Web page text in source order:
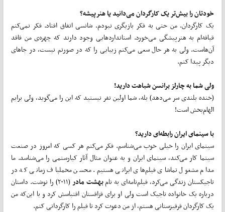
خودتان را بیش‌تر یک کارگردان می‌دانید یا هنرپیشه؟
یک کارگردان. من حتی به فکر بازیگری نبودم. شانسی اتفاق افتاد. فکر نمی‌کنم
قیافه‌ام به هنرپیشگی می‌خورد. استانداردهایی وجود دارند که چهره‌ی من فاقد
آن‌هاست. ولی به هر حال سعی می‌کنم زیبایی را که در صورتم نیست، در جاهای
دیگر پیدا کنم.
ولی شما به چارلز برانسن شباهت دارید!
(خنده بلندی سر می‌دهد) بله، شما اولین نفر نیستید که این را می‌گوید، ولی برایم
الهام‌بخش است!
با سینمای ایران رابطه‌ای دارید؟
سینمای ایران را خیلی خوب می‌شناسم. فکر می‌کنم هر کسی که امروز در صنعت
سینما کار می‌کند، سینمای ایران و به عنوان مثال آثار کیارستمی را می‌شناسد. ما
مدام مشغول تماشای فیلم‌های ایرانی هستیم. محسن مخملباف زمانی که در
تاجیکستان زندگی می‌کرد، فیلم‌نامه‌ای به نامبهشت مادر
(٢٠١١) را نوشت. داستان
درباره یک خانواده تاجیک است ولی او برای قزاقستان اقتباسش کرد و با این‌که من
یک کارگردان قرقیزستانی هستم، از من دعوت کرد تا فیلم را کارگردانی کنم.